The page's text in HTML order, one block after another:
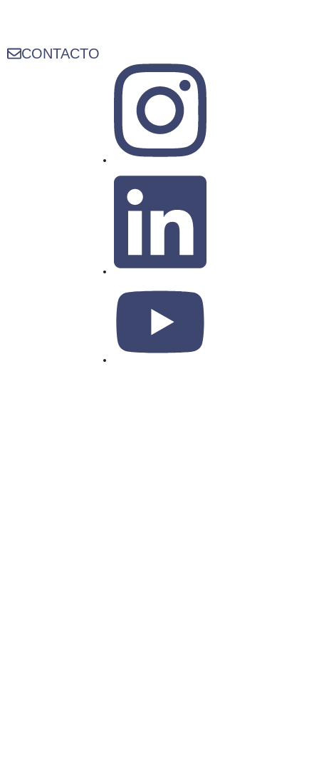
CONTACTO